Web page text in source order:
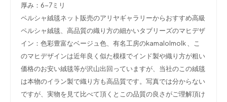
厚み：6-7ミリ
ペルシャ絨毯ネット販売のアリヤギャラリーからおすすめ高級
ペルシャ絨毯、高品質の織り方の細かいタブリーズのマヒデザ
イン：色彩豊富なベージュ色、有名工房のkamalolmolk 、こ
のマヒデザインは近年良く似た模様でインド製や織り方が粗い
価格のお安い絨毯等が沢山出回っていますが、当社のこの絨毯
は本物のイラン製で織り方も高品質です。写真では分からない
ですが、実物を見て比べて頂くとこの品質の良さがご理解頂け